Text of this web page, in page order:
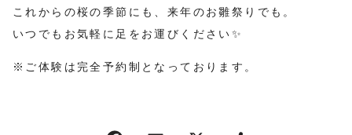
これからの桜の季節にも、来年のお雛祭りでも。
いつでもお気軽に足をお運びください✨
※ご体験は完全予約制となっております。